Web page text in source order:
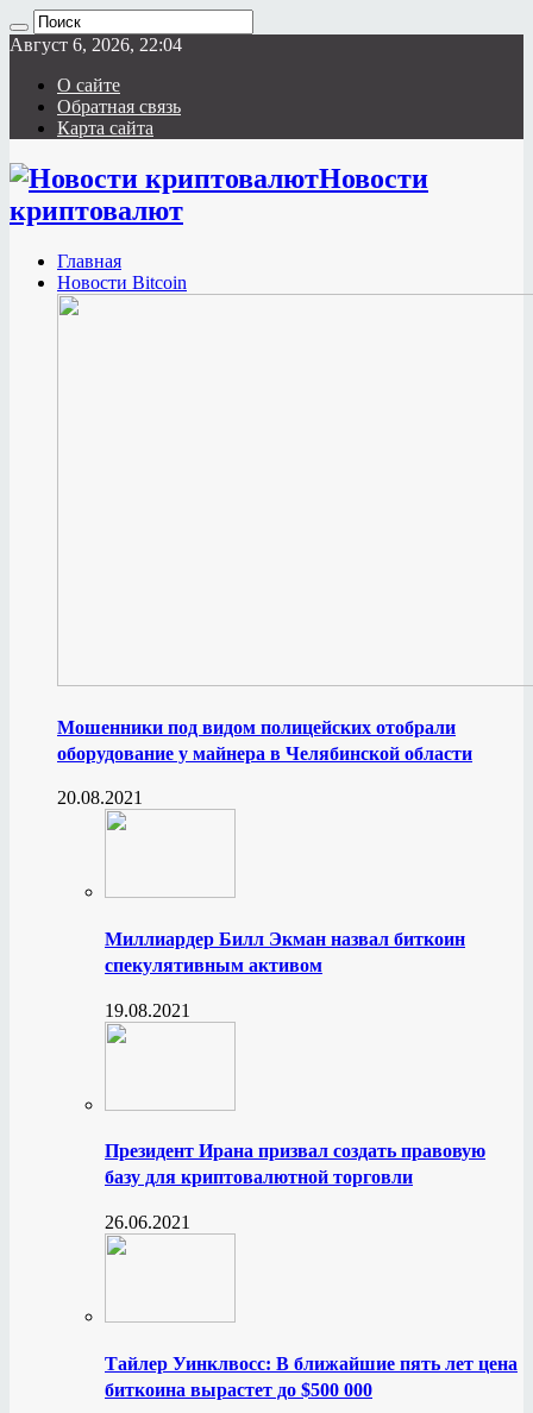
Август 6, 2026, 22:04
О сайте
Обратная связь
Карта сайта
Новости
криптовалют
Главная
Новости Bitcoin
Мошенники под видом полицейских отобрали
оборудование у майнера в Челябинской области
20.08.2021
Миллиардер Билл Экман назвал биткоин
спекулятивным активом
19.08.2021
Президент Ирана призвал создать правовую
базу для криптовалютной торговли
26.06.2021
Тайлер Уинклвосс: В ближайшие пять лет цена
биткоина вырастет до $500 000